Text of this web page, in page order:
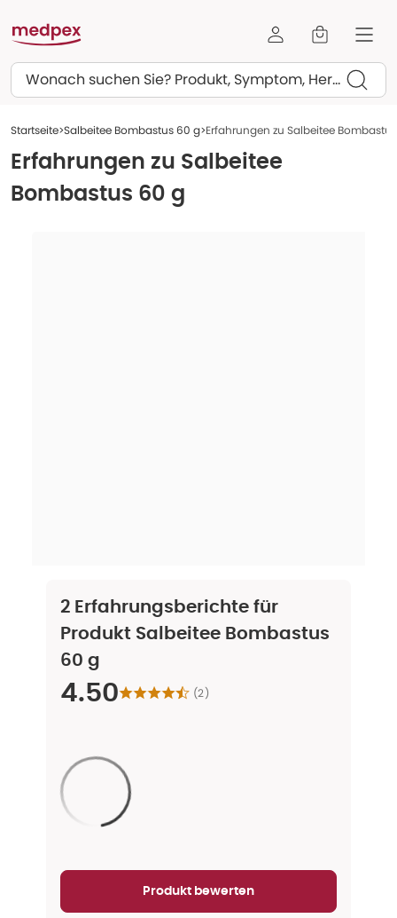
Suchen
Startseite Salbeitee Bombastus 60 g Erfahrungen zu Salbeitee
Erfahrungen zu Salbeitee
Bombastus 60 g
2 Erfahrungsberichte für
Produkt Salbeitee Bombastus
60 g
4.50 (2)
Aktualisieren...
Produkt bewerten